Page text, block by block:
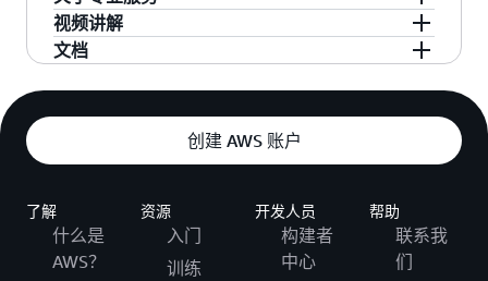
请参考亚马逊云科技 Marketplace 卖家
workshop
2. 从 EC2 中创建 AMI 产品
了解详情
4. 上架 AMI 产品（以小时为单位计价）
了解详情
专业服务类是由专业团队提供的咨询、实施、培
训等服务，涵盖技术培训课程、软件解决方案实
施、上云评估咨询、技术支持服务，以及云环境
相关的托管式服务，帮助企业更好地使用云服务
了解详情
视频讲解
上架专业服务类产品
观看视频
文档
专业服务产品上架操作指南
下载白皮书
创建 AWS 账户
了解
什么是
AWS？
资源
入门
训练
开发人员
构建者
中心
帮助
联系我
们